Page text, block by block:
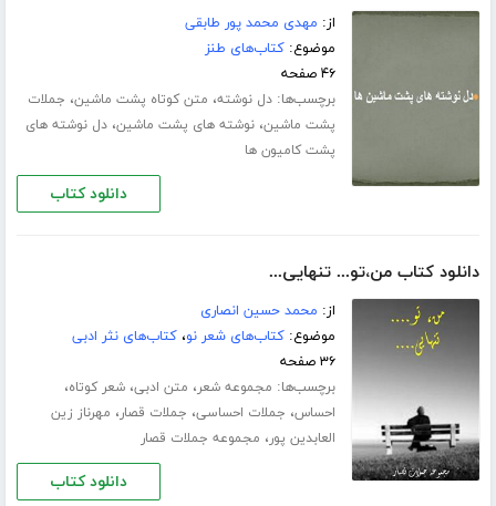
از: مهدی محمد پور طابقی
موضوع:کتاب‌های طنز
۴۶ صفحه
برچسب‌ها:دل نوشته، متن کوتاه پشت ماشین، جملات
پشت ماشین،نوشته های پشت ماشین،دل نوشته های
پشت کامیون ها
دانلود کتاب
دانلود کتاب من،تو... تنهایی...
از: محمد حسین انصاری
موضوع:کتاب‌های شعر نو،کتاب‌های نثر ادبی
۳۶ صفحه
برچسب‌ها: مجموعه شعر، متن ادبی،شعر کوتاه،
احساس، جملات احساسی، جملات قصار، مهرناز زین
العابدین پور، مجموعه جملات قصار
دانلود کتاب